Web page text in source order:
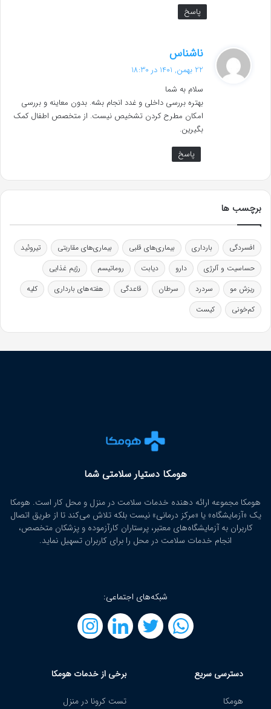
پاسخ
ناشناس
:
22 بهمن, 1401 در 18:30
سلام به شما
بهتره بررسی داخلی و غدد انجام بشه. بدون معاینه و بررسی
امکان مطرح کردن تشخیص نیست. از متخصص اطفال کمک
بگیرین.
پاسخ
برچسب ها
افسردگی بارداری بیماری‌های قلبی بیماری‌های مقاربتی
تیروئید
حساسیت و آلرژی
دارو دیابت روماتیسم
رژیم غذایی
ریزش مو
سردرد سرطان قاعدگی هفته‌های بارداری
کلیه
کم‌خونی
کیست
هومکا دستیار سلامتی شما
هومکا مجموعه ارائه‌ دهنده خدمات سلامت در منزل و محل کار است. هومکا
یک «آزمایشگاه» یا «مرکز درمانی» نیست بلکه تلاش می‌کند تا از طریق اتصال
کاربران به آزمایشگاه‌های معتبر، پرستاران کارآزموده و پزشکان متخصص،
انجام خدمات سلامت در محل را برای کاربران تسهیل نماید.
شبکه‌های اجتماعی:
دسترسی سریع
هومکا
برخی از خدمات هومکا
تست کرونا در منزل